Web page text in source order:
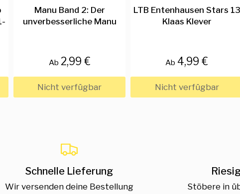
Manu Band 2: Der
unverbesserliche Manu
Ab 2,99 €
Nicht verfügbar
LTB Entenhausen Stars 13
Klaas Klever
Ab 4,99 €
Nicht verfügbar
Schnelle Lieferung
Wir versenden deine Bestellung
Stöbere in